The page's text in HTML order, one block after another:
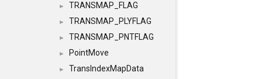
► TRANSMAP_FLAG
► TRANSMAP_PLYFLAG
► TRANSMAP_PNTFLAG
► PointMove
► TransIndexMapData